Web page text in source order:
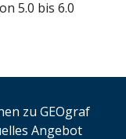
5.0 bis 6.0
zu GEOgraf
Angebot